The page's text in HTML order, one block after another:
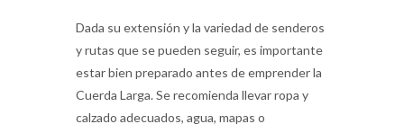
Dada su extensión y la variedad de senderos
y rutas que se pueden seguir, es importante
estar bien preparado antes de emprender la
Cuerda Larga. Se recomienda llevar ropa y
calzado adecuados, agua, mapas o